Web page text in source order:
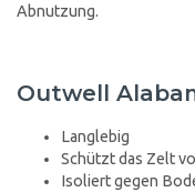
Abnutzung.
Outwell
Langlebig
Schützt das Zelt
Isoliert gegen